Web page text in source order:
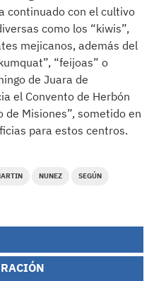
continuado con el cultivo
como los “kiwis”,
mejicanos, además del
“feijoas” o
de Juara de
el Convento de Herbón
de Misiones”, sometido en
para estos centros.
NUNEZ SEGÚN